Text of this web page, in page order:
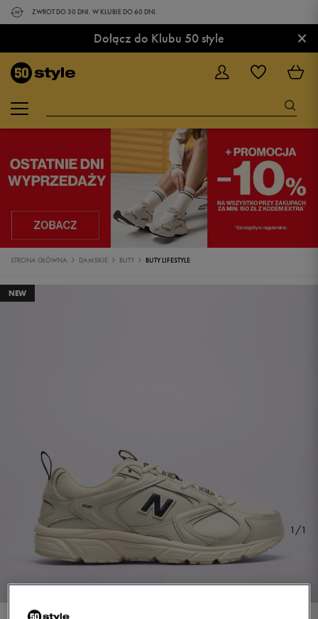
ZWROT DO 30 DNI. W KLUBIE DO 60 DNI.
Dołącz do Klubu 50 style ×
STRONA GŁÓWNA DAMSKIE BUTY BUTY LIFESTYLE
NEW
1/1